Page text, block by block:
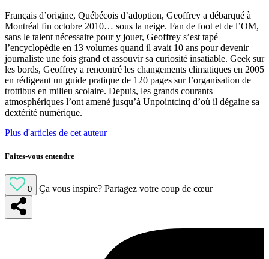
Français d’origine, Québécois d’adoption, Geoffrey a débarqué à
Montréal fin octobre 2010… sous la neige. Fan de foot et de l’OM,
sans le talent nécessaire pour y jouer, Geoffrey s’est tapé
l’encyclopédie en 13 volumes quand il avait 10 ans pour devenir
journaliste une fois grand et assouvir sa curiosité insatiable. Geek sur
les bords, Geoffrey a rencontré les changements climatiques en 2005
en rédigeant un guide pratique de 120 pages sur l’organisation de
trottibus en milieu scolaire. Depuis, les grands courants
atmosphériques l’ont amené jusqu’à Unpointcinq d’où il dégaine sa
dextérité numérique.
Plus d'articles de cet auteur
Faites-vous entendre
0 Ça vous inspire? Partagez votre coup de cœur